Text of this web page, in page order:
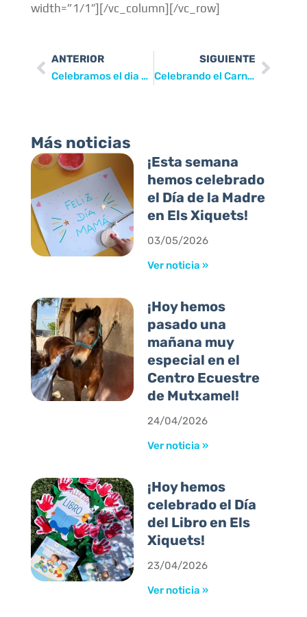
width=”1/1″][/vc_column][/vc_row]
ANTERIOR
Celebramos el dia de la Paz
SIGUIENTE
Celebrando el Carnaval
Más noticias
¡Esta semana
hemos celebrado
el Día de la Madre
en Els Xiquets!
03/05/2026
Ver noticia »
¡Hoy hemos
pasado una
mañana muy
especial en el
Centro Ecuestre
de Mutxamel!
24/04/2026
Ver noticia »
¡Hoy hemos
celebrado el Día
del Libro en Els
Xiquets!
23/04/2026
Ver noticia »